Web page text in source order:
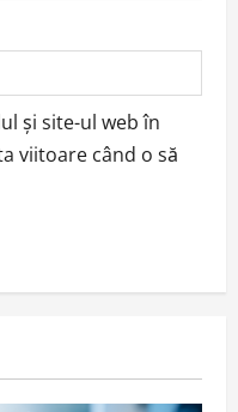
și site-ul web în
viitoare când o să